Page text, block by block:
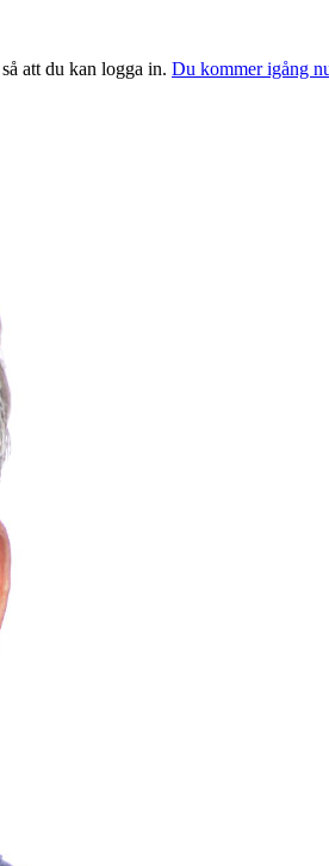
att du kan logga in. Du kommer igång